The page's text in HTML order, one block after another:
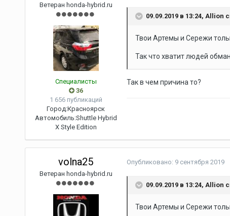
Ветеран honda-hybrid.ru
Специалисты
36
1 656 публикаций
Город:Красноярск
Автомобиль:Shuttle Hybrid
X Style Edition
09.09.2019 в 13:24, Allion
Твои Артемы и Сережи
Так что хватит людей
Так в чем причина то?
volna25
Ветеран honda-hybrid.ru
Опубликовано: 9 сентября 2019
09.09.2019 в 13:24, Allion
Твои Артемы и Сережи